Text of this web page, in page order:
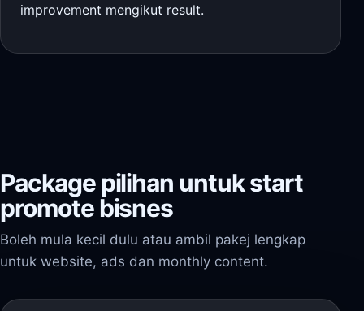
improvement mengikut result.
Package pilihan untuk start
promote bisnes
Boleh mula kecil dulu atau ambil pakej lengkap
untuk website, ads dan monthly content.